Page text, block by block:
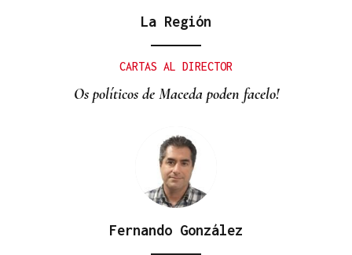
Vídeo | Se desata un incendio forestal en una
La Región
CARTAS AL DIRECTOR
Os políticos de Maceda poden facelo!
Fernando González